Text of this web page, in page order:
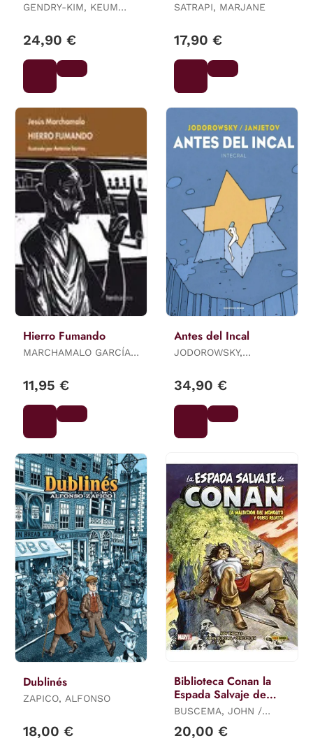
GENDRY-KIM, KEUM
24,90 €
SATRAPI, MARJANE
17,90 €
Hierro Fumando
MARCHAMALO GARCÍA,
11,95 €
Antes del Incal
JODOROWSKY,
JANJETOV, ZORAN
34,90 €
Dublinés
ZAPICO, ALFONSO
18,00 €
Biblioteca Conan la
Espada Salvaje de
Conan 10
BUSCEMA, JOHN /
THOMAS, ROY / COLAN,
GENE
20,00 €